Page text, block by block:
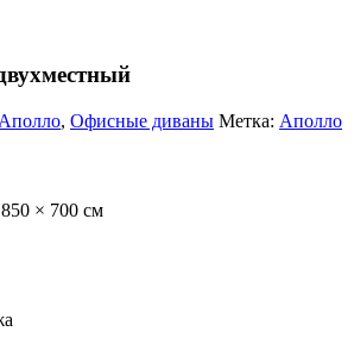
, Офисные диваны Метка: Аполло
× 700 см